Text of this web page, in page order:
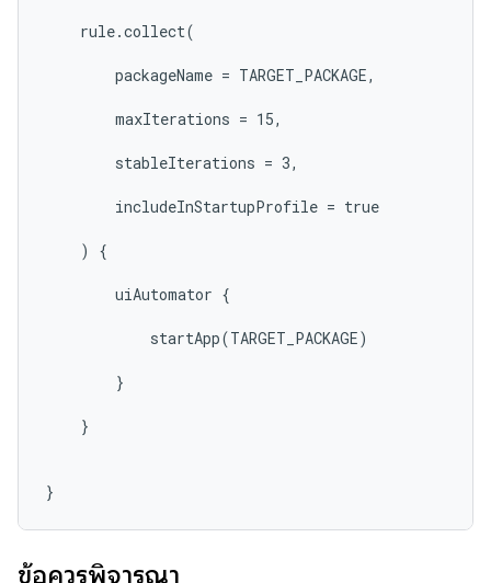
    rule.collect(
        packageName = TARGET_PACKAGE,
        maxIterations = 15,
        stableIterations = 3,
        includeInStartupProfile = true
    ) {
        uiAutomator {
            startApp(TARGET_PACKAGE)
        }
    }
}
ข้อควรพิจารณา